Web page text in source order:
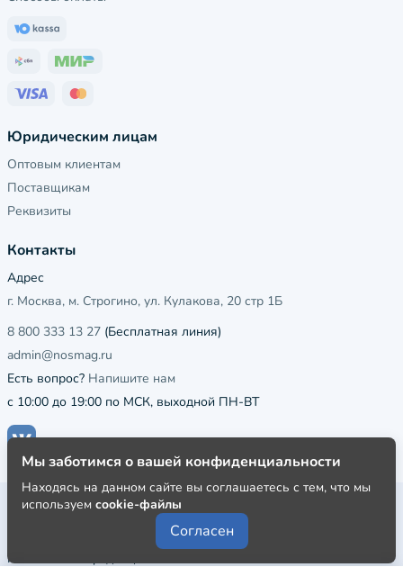
Юридическим лицам
Оптовым клиентам
Поставщикам
Реквизиты
Контакты
Адрес
г. Москва, м. Строгино, ул. Кулакова, 20 стр 1Б
8 800 333 13 27 (Бесплатная линия)
admin@nosmag.ru
Есть вопрос? Напишите нам
с 10:00 до 19:00 по МСК, выходной ПН-ВТ
Публичная оферта
Пользовательское соглашение
Политика конфиденциальности
Мы заботимся о вашей конфиденциальности
Находясь на данном сайте вы соглашаетесь с тем, что мы
используем cookie-файлы
Согласен